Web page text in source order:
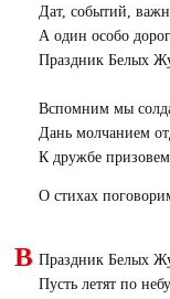
Дат, событий,
А один особо
Праздник Белых
Вспомним мы
Дань молчанием
К дружбе
О стихах
В Праздник Белых
Пусть летят по